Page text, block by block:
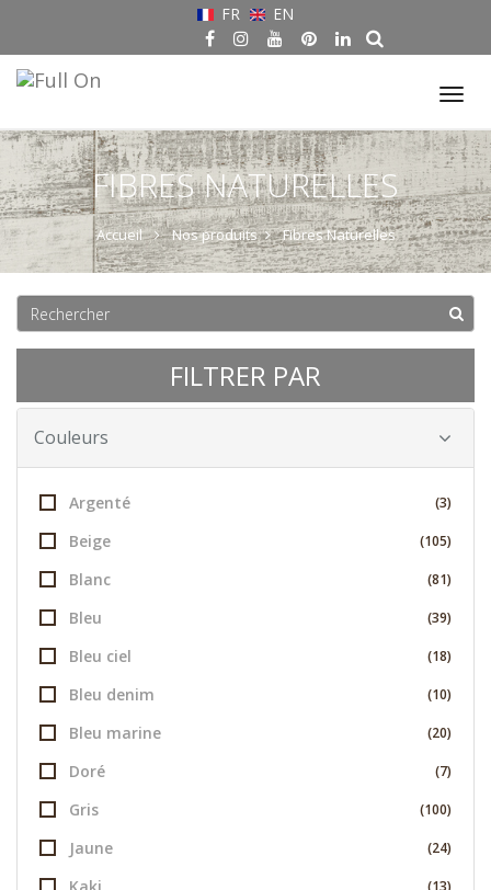
FR EN
FIBRES NATURELLES
Accueil Nos produits Fibres Naturelles
FILTRER PAR
Couleurs
Argenté (3)
Beige (105)
Blanc (81)
Bleu (39)
Bleu ciel (18)
Bleu denim (10)
Bleu marine (20)
Doré (7)
Gris (100)
Jaune (24)
(13)